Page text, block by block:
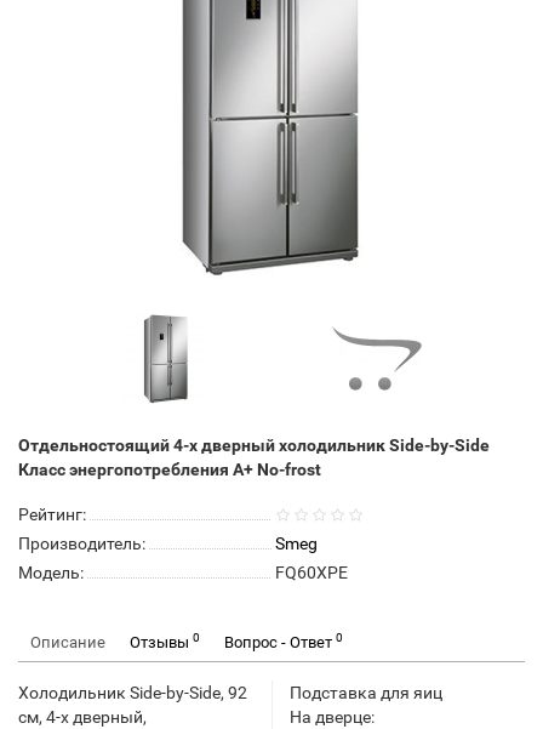
Отдельностоящий 4-х дверный холодильник Side-by-Side
Класс энергопотребления А+ No-frost
Рейтинг:
Производитель:
Smeg
Модель:
FQ60XPE
Описание Отзывы 0 Вопрос - Ответ 0
Холодильник Side-by-Side, 92
см, 4-х дверный,
Подставка для яиц
На дверце: